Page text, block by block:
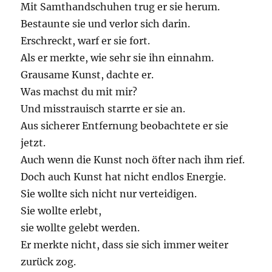
Mit Samthandschuhen trug er sie herum.
Bestaunte sie und verlor sich darin.
Erschreckt, warf er sie fort.
Als er merkte, wie sehr sie ihn einnahm.
Grausame Kunst, dachte er.
Was machst du mit mir?
Und misstrauisch starrte er sie an.
Aus sicherer Entfernung beobachtete er sie
jetzt.
Auch wenn die Kunst noch öfter nach ihm rief.
Doch auch Kunst hat nicht endlos Energie.
Sie wollte sich nicht nur verteidigen.
Sie wollte erlebt,
sie wollte gelebt werden.
Er merkte nicht, dass sie sich immer weiter
zurück zog.